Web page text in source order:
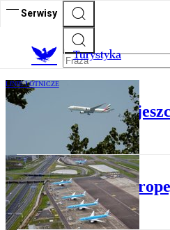
Serwisy
Turystyka
LINIE LOTNICZE
Emirates: Jednak
LINIE LOTNICZE
Sloty